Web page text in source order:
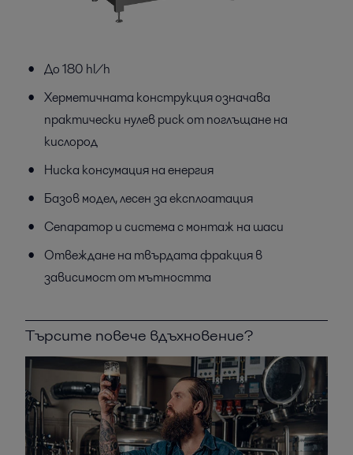
До 180 hl/h
Херметичната конструкция означава
практически нулев риск от поглъщане на
кислород
Ниска консумация на енергия
Базов модел, лесен за експлоатация
Сепаратор и система с монтаж на шаси
Отвеждане на твърдата фракция в
зависимост от мътността
Търсите повече вдъхновение?